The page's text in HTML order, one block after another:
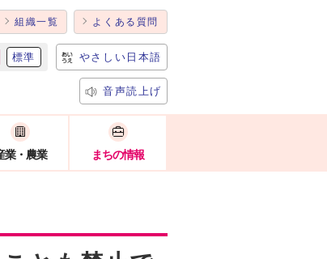
組織一覧 よくある質問
標準 やさしい日本語
音声読上げ
業・農業 まちの情報